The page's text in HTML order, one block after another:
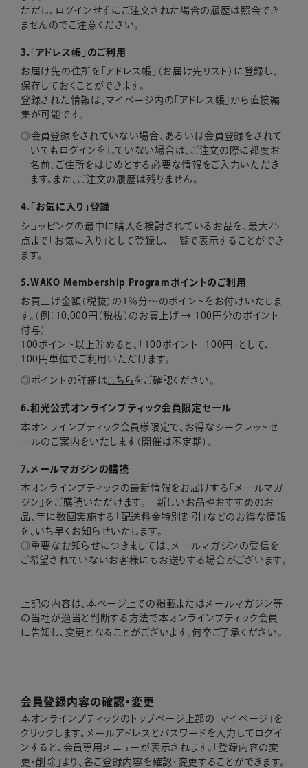
ただし、ログインせずにご注文された場合の履歴は照会でき
ませんのでご注意ください。
3.「アドレス帳」のご利用
お届け先の住所を「アドレス帳」（お届け先リスト）に登録し、
保存しておくことができます。
登録された情報は、マイページ内の「アドレス帳」から直接編
集が可能です。
会員登録をされていない場合、あるいは会員登録をされて
いてもログインをしていない場合は、ご注文の際に都度お
名前、ご住所をはじめとする必要な情報をご入力いただき
ます。また、ご注文の履歴は残りません。
4.「お気に入り」登録
ショッピングの最中に購入を検討されているお品を、最大25
点まで「お気に入り」として登録し、一覧で表示することができ
ます。
5.WAKO Membership Programポイントのご利用
お買上げ金額（税抜）の1％分～のポイントをお付けいたしま
す。（例：10,000円（税抜）のお買上げ → 100円分のポイント
付与）
100ポイント以上貯めると、「100ポイント=100円」として、
100円単位でご利用いただけます。
ポイントの詳細はこちら をご確認ください。
6.和光公式オンラインブティック会員限定セール
本オンラインブティック会員様限定で、お得なシークレットセ
ールのご案内をいたします（開催は不定期）。
7.メールマガジンの購読
本オンラインブティックの最新情報をお届けする「メールマガ
ジン」をご購読いただけます。 新しいお品やおすすめのお
品、年に数回実施する「配送料金特別割引」などのお得な情報
を、いち早くお知らせいたします。
◎重要なお知らせにつきましては、メールマガジンの受信を
ご希望されていないお客様にもお送りする場合がございます。
上記の内容は、本ページ上での掲載またはメールマガジン等
の当社が適当と判断する方法で本オンラインブティック会員
に告知し、変更となることがございます。何卒ご了承ください。
会員登録内容の確認・変更
本オンラインブティックのトップページ上部の「マイページ」を
クリックします。メールアドレスとパスワードを入力してログイ
ンすると、会員専用メニューが表示されます。「登録内容の変
更・削除」より、各ご登録内容を確認・変更することができます。